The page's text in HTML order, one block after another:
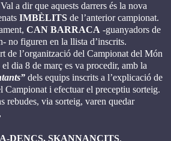
a dir que aquests darrers és la nova
IMBÈLITS de l’anterior campionat.
CAN BARRACA -guanyadors de
no figuren en la llista d’inscrits.
de l’organització del Campionat del Món
dia 8 de març es va procedir, amb la
dels equips inscrits a l’explicació de
Campionat i efectuar el preceptiu sorteig.
rebudes, via sorteig, varen quedar
DENCS, SKANNANCITS,